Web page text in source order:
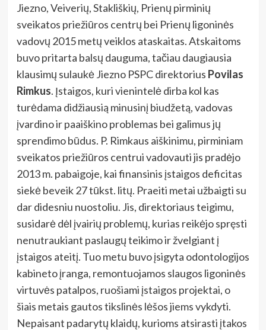
Jiezno, Veiverių, Stakliškių, Prienų pirminių
sveikatos priežiūros centrų bei Prienų ligoninės
vadovų 2015 metų veiklos ataskaitas. Atskaitoms
buvo pritarta balsų dauguma, tačiau daugiausia
klausimų sulaukė Jiezno PSPC direktorius Povilas
Rimkus. Įstaigos, kuri vienintelė dirba kol kas
turėdama didžiausią minusinį biudžetą, vadovas
įvardino ir paaiškino problemas bei galimus jų
sprendimo būdus. P. Rimkaus aiškinimu, pirminiam
sveikatos priežiūros centrui vadovauti jis pradėjo
2013 m. pabaigoje, kai finansinis įstaigos deficitas
siekė beveik 27 tūkst. litų. Praeiti metai užbaigti su
dar didesniu nuostoliu. Jis, direktoriaus teigimu,
susidarė dėl įvairių problemų, kurias reikėjo spręsti
nenutraukiant paslaugų teikimo ir žvelgiant į
įstaigos ateitį. Tuo metu buvo įsigyta odontologijos
kabineto įranga, remontuojamos slaugos ligoninės
virtuvės patalpos, ruošiami įstaigos projektai, o
šiais metais gautos tikslinės lėšos jiems vykdyti.
Nepaisant padarytų klaidų, kurioms atsirasti įtakos